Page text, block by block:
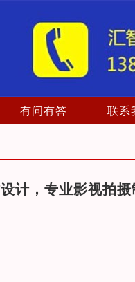
有问有答 联系
计，专业影视拍